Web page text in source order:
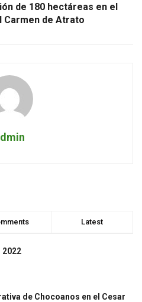
de 180 hectáreas en el
Carmen de Atrato
Latest
de Chocoanos en el Cesar